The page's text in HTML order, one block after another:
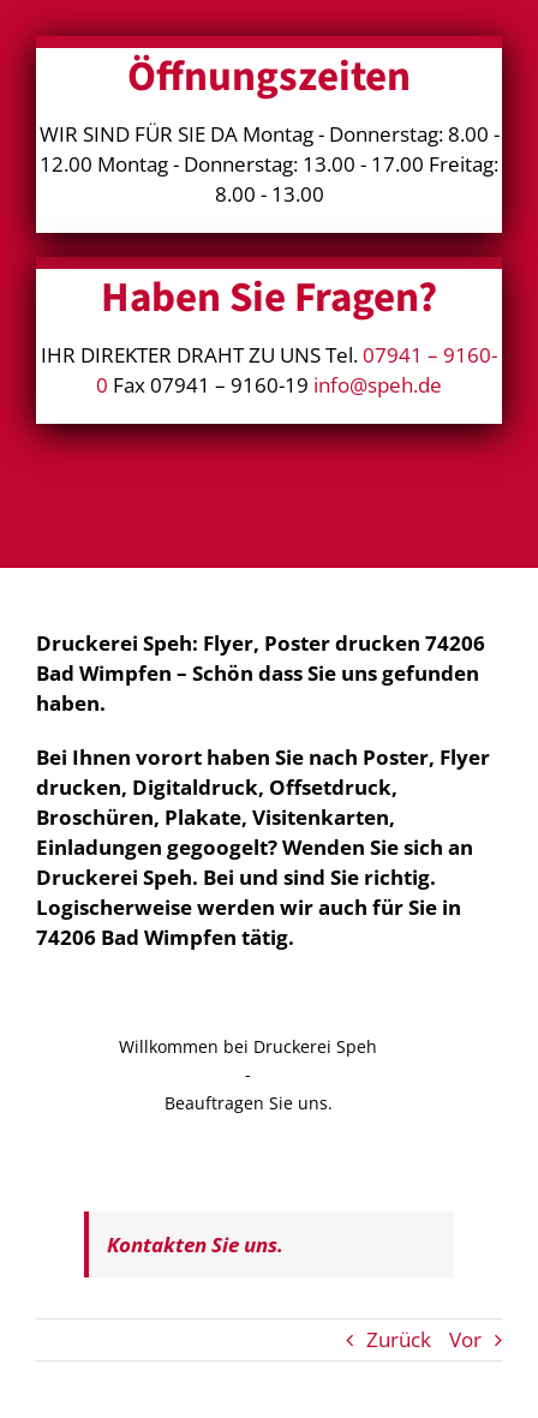
Öffnungszeiten
WIR SIND FÜR SIE DA Montag - Donnerstag: 8.00 -
12.00 Montag - Donnerstag: 13.00 - 17.00 Freitag:
8.00 - 13.00
Haben Sie Fragen?
IHR DIREKTER DRAHT ZU UNS Tel.07941 – 9160-
0 Fax 07941 – 9160-19 info@speh.de
Druckerei Speh: Flyer, Poster drucken 74206
Bad Wimpfen – Schön dass Sie uns gefunden
haben.
Bei Ihnen vorort haben Sie nach Poster, Flyer
drucken, Digitaldruck, Offsetdruck,
Broschüren, Plakate, Visitenkarten,
Einladungen gegoogelt? Wenden Sie sich an
Druckerei Speh. Bei und sind Sie richtig.
Logischerweise werden wir auch für Sie in
74206 Bad Wimpfen tätig.
Willkommen bei Druckerei Speh
-
Beauftragen Sie uns.
Kontakten Sie uns.
Zurück Vor